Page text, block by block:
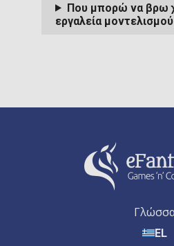
Που μπορώ να βρω
εργαλεία
EL